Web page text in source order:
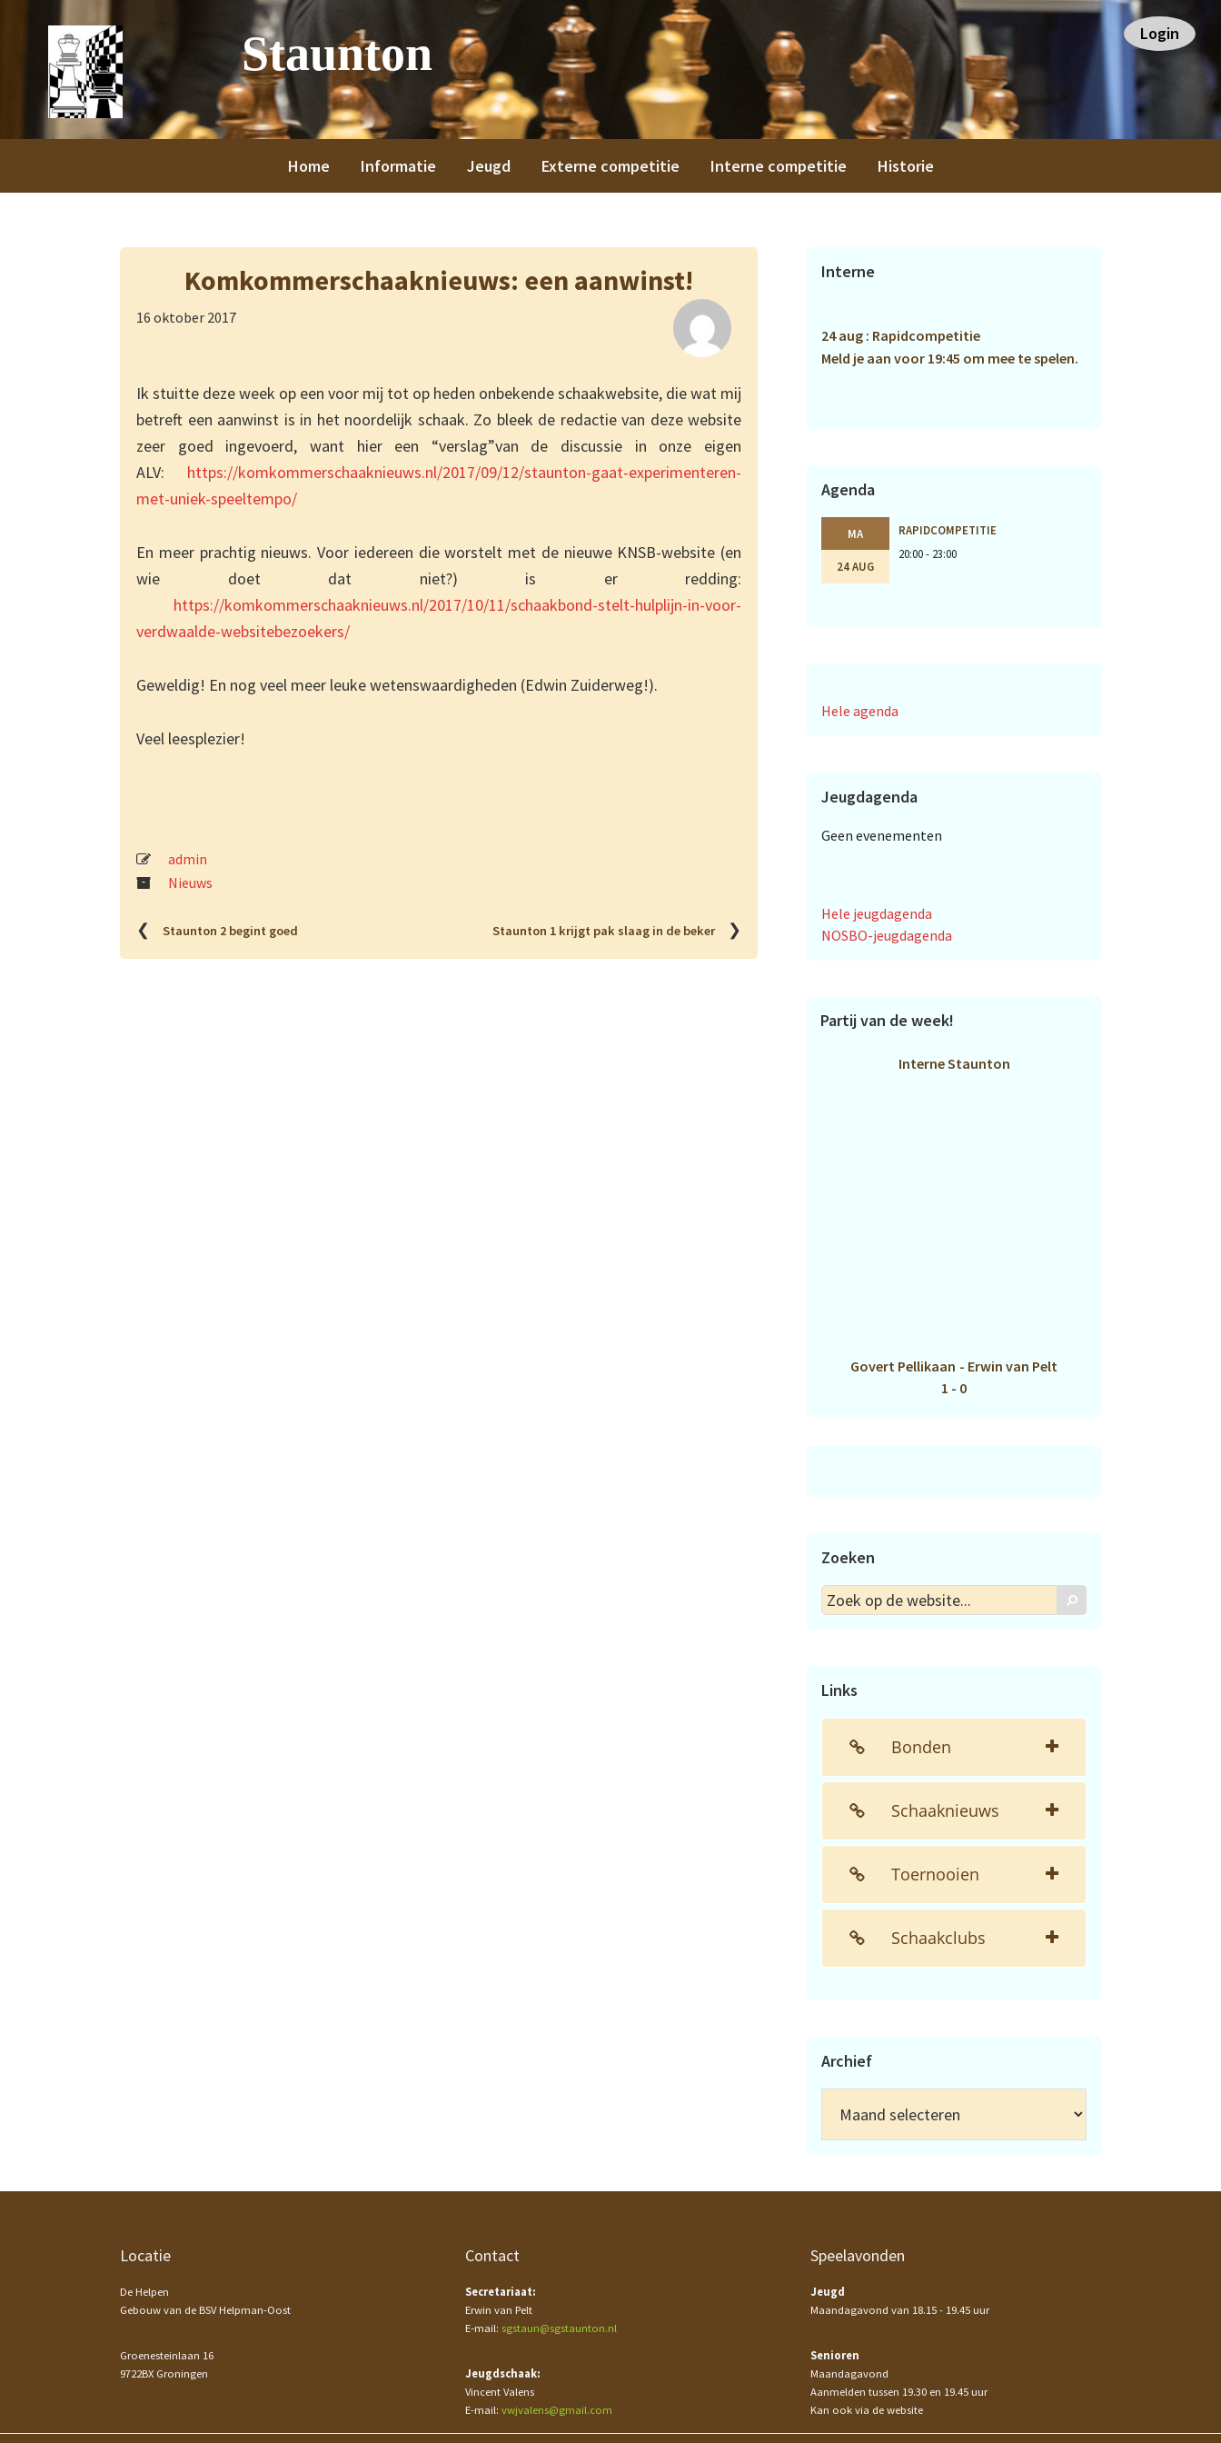
hoofdnavigatie
sidebar
voettekst
Login
Staunton
Home Informatie Jeugd Externe competitie Interne competitie Historie
Komkommerschaaknieuws: een aanwinst!
16 oktober 2017
Ik stuitte deze week op een voor mij tot op heden onbekende schaakwebsite, die wat mij
betreft een aanwinst is in het noordelijk schaak. Zo bleek de redactie van deze website
zeer goed ingevoerd, want hier een “verslag”van de discussie in onze eigen
ALV: https://komkommerschaaknieuws.nl/2017/09/12/staunton-gaat-experimenteren-
met-uniek-speeltempo/
En meer prachtig nieuws. Voor iedereen die worstelt met de nieuwe KNSB-website (en
wie doet dat niet?) is er redding:
https://komkommerschaaknieuws.nl/2017/10/11/schaakbond-stelt-hulplijn-in-voor-
verdwaalde-websitebezoekers/
Geweldig! En nog veel meer leuke wetenswaardigheden (Edwin Zuiderweg!).
Veel leesplezier!
admin
Nieuws
❮ Staunton 2 begint goed Staunton 1 krijgt pak slaag in de beker ❯
Primaire
Interne
24 aug : Rapidcompetitie
Meld je aan voor 19:45 om mee te spelen.
Agenda
MA
24 AUG
RAPIDCOMPETITIE
20:00 - 23:00
Hele agenda
Jeugdagenda
Geen evenementen
Hele jeugdagenda
NOSBO-jeugdagenda
Partij van de week!
Interne Staunton
Govert Pellikaan - Erwin van Pelt
1 - 0
Zoeken
Zoek
op
Zoek
Links
Bonden
Schaaknieuws
Toernooien
Schaakclubs
Archief
Locatie
De Helpen
Gebouw van de BSV Helpman-Oost
Groenesteinlaan 16
9722BX Groningen
Contact
Secretariaat:
Erwin van Pelt
E-mail: sgstaun@sgstaunton.nl
Jeugdschaak:
Vincent Valens
E-mail: vwjvalens@gmail.com
Speelavonden
Jeugd
Maandagavond van 18.15 - 19.45 uur
Senioren
Maandagavond
Aanmelden tussen 19.30 en 19.45 uur
Kan ook via de website